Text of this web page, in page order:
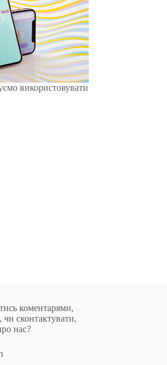
використовувати
коментарями,
сконтактувати,
нас?